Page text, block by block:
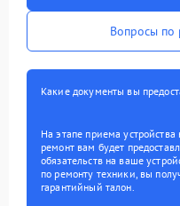
Вопросы по
Какие документы вы
На этапе приема
ремонт вам будет
обязательств на ваше
по ремонту техники, вы
гарантийный талон.